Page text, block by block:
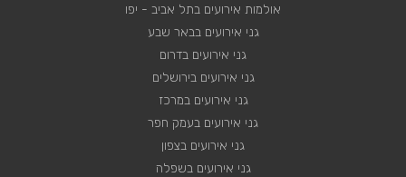
אולמות אירועים בתל אביב - יפו
גני אירועים בבאר שבע
גני אירועים בדרום
גני אירועים בירושלים
גני אירועים במרכז
גני אירועים בעמק חפר
גני אירועים בצפון
גני אירועים בשפלה